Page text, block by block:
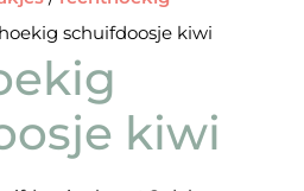
schuifdoosje kiwi
kiwi